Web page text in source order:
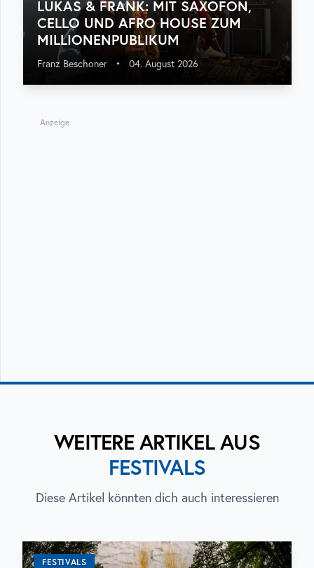
LUKAS & FRANK: MIT SAXOFON,
CELLO UND AFRO HOUSE ZUM
MILLIONENPUBLIKUM
Franz Beschoner • 04. August 2026
Anzeige
WEITERE ARTIKEL AUS
FESTIVALS
Diese Artikel könnten dich auch interessieren
FESTIVALS